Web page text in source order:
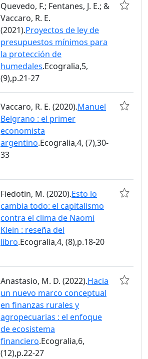
Quevedo, F.; Fentanes, J. E.; &
Vaccaro, R. E.
(2021).Proyectos de ley de
presupuestos mínimos para
la protección de
humedales.Ecogralia,5,
(9),p.21-27
Vaccaro, R. E. (2020).Manuel
Belgrano : el primer
economista
argentino.Ecogralia,4, (7),30-
33
Fiedotin, M. (2020).Esto lo
cambia todo: el capitalismo
contra el clima de Naomi
Klein : reseña del
libro.Ecogralia,4, (8),p.18-20
Anastasio, M. D. (2022).Hacia
un nuevo marco conceptual
en finanzas rurales y
agropecuarias : el enfoque
de ecosistema
financiero.Ecogralia,6,
(12),p.22-27